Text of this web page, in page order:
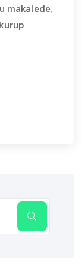
makalede,